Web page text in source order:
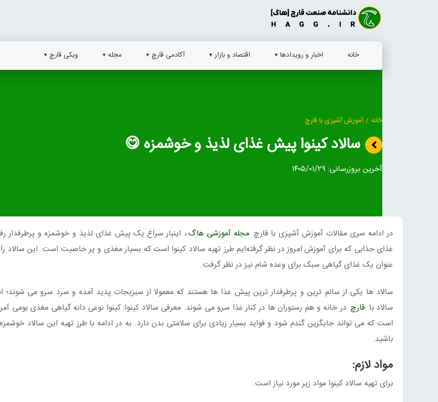
خانه اخبار و رویدادها اقتصاد و بازار آکادمی قارچ مجله ویکی قارچ
خانه / آموزش آشپزی با قارچ
سالاد کینوا پیش غذای لذیذ و خوشمزه 😋
آخرین بروزرسانی: ۱۴۰۵/۰۱/۲۹
در ادامه سری مقالات آموزش آشپزی با قارچ مجله آموزشی هاگ، اینبار سراغ یک پیش غذای لذیذ و خوشمزه و پرطرفدار
غذای جذابی که برای آموزش امروز در نظر گرفته‌ایم طرز تهیه سالاد کینوا است که بسیار مغذی و پر خاصیت است. این سالاد
عنوان یک غذای گیاهی سبک برای وعده شام نیز در نظر گرفت.
سالاد ها یکی از سالم ترین و پرطرفدار ترین پیش غذا ها هستند که معمولا از سبزیجات پدید آمده و سرد سرو می شوند؛
سالاد با قارچ در خانه و هم رستوران ها در کنار غذا سرو می شوند. معرفی سالاد کینوا: کینوا نوعی دانه گیاهی مغذی بومی
است که می تواند جایگزین گندم شود و فواید بسیار زیادی برای سلامتی بدن دارد. به در ادامه با طرز تهیه این سالاد
باشید.
مواد لازم:
برای تهیه سالاد کینوا مواد زیر مورد نیاز است.